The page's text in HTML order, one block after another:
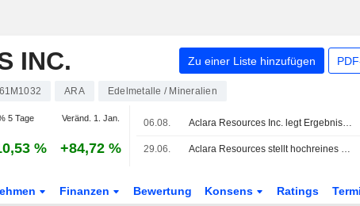
INC. Zu einer Liste hinzufügen
ARA Edelmetalle / Mineralien
5 Tage Veränd. 1. Jan.
% +84,72 %
06.08. Aclara Resources Inc. legt Ergebniszahlen für das zweite Quartal und die ersten sechs Monate bis zum 30. Juni 2026 vor
29.06. Aclara Resources stellt hochreines Seltenerdkarbonat vor
Finanzen Bewertung Konsens Ratings